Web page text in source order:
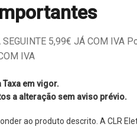
SEGUINTE 5,99€ JÁ COM IVA
IVA
em vigor.
a alteração sem aviso prévio.
ao produto descrito. A CLR